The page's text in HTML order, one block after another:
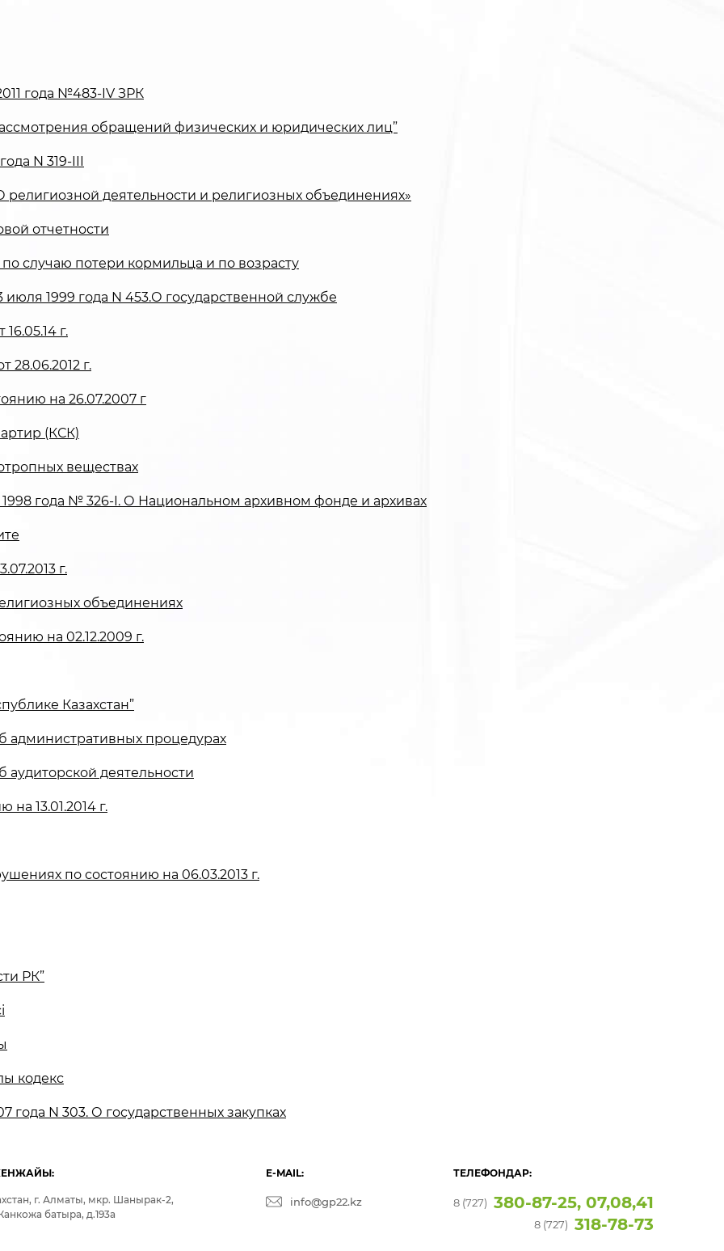
года №483-IV ЗРК
обращений физических и юридических лиц”
N 319-III
религиозной деятельности и религиозных объединениях»
отчетности
случаю потери кормильца и по возрасту
1999 года N 453.О государственной службе
г.
28.06.2012 г.
на 26.07.2007 г
(КСК)
веществах
1998 года № 326-I. О Национальном архивном фонде и архивах
г.
объединениях
на 02.12.2009 г.
Казахстан”
административных процедурах
деятельности
13.01.2014 г.
по состоянию на 06.03.2013 г.
РК”
кодекс
года N 303. О государственных закупках
г. Алматы, мкр. Шанырак-2,
батыра, д.193а
E-MAIL:
info@gp22.kz
ТЕЛЕФОНДАР:
8 (727) 380-87-25, 07,08,41
8 (727) 318-78-73